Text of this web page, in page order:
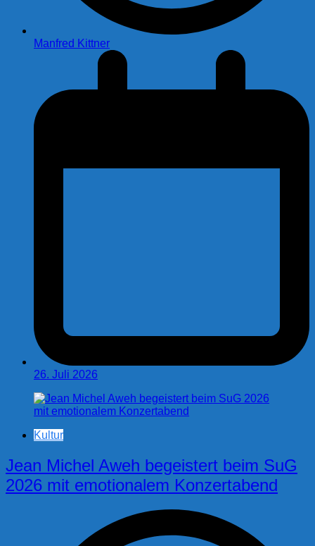
Manfred Kittner
26. Juli 2026
Kultur
Jean Michel Aweh begeistert beim SuG
2026 mit emotionalem Konzertabend